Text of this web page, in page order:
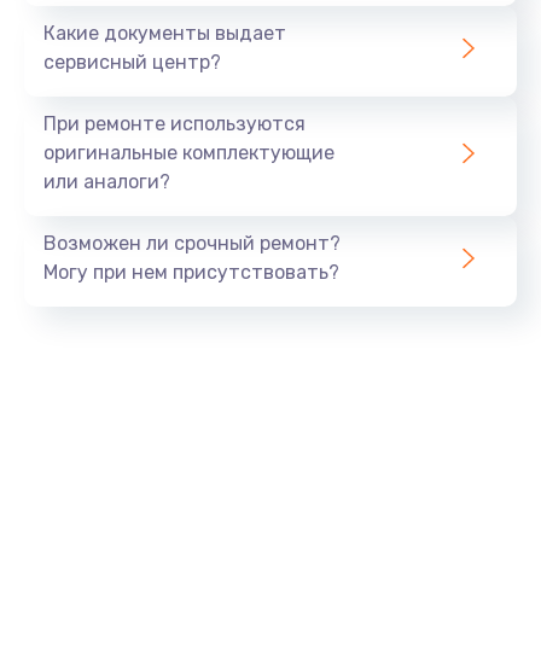
Заказать
Замена шлейфа матрицы
от 1095 руб.
Какие документы выдает
сервисный центр?
При ремонте используются
оригинальные комплектующие
или аналоги?
Возможен ли срочный ремонт?
Могу при нем присутствовать?